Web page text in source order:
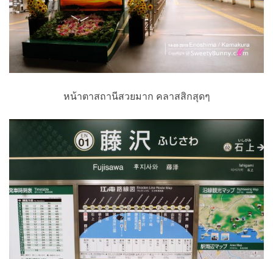
หน้าตาสถานีสวยมาก คลาสสิกสุดๆ